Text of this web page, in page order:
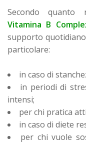
Secondo quanto
Vitamina B
supporto
particolare:
in caso di
in periodi di
intensi;
per chi pratica
in caso di diete
per chi vuole